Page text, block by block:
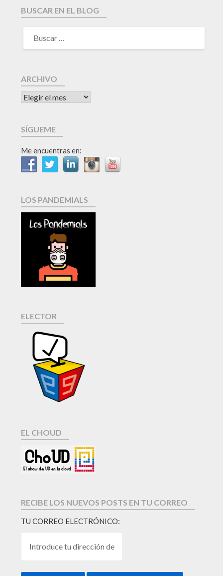
BUSCAR EN EL BLOG
ARCHIVO
SÍGUEME
Me encuentras en:
LOS PANDEMIALS
ELECTOR
EL CHOUD
RECIBE LOS NUEVOS POSTS EN TU CORREO
TU CORREO ELECTRÓNICO: